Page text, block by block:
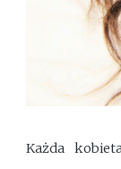
Każda